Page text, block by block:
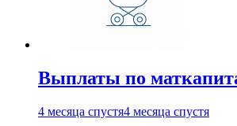
Выплаты по
4 месяца спустя4 месяца спустя